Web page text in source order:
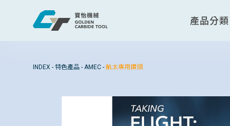
產品分類
INDEX - 特色產品 - AMEC - 航太專用鑽頭